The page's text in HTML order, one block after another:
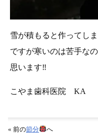
雪が積もると作ってしま
ですが寒いのは苦手な
思います‼︎
こやま歯科医院 KA
« 前の節分 へ